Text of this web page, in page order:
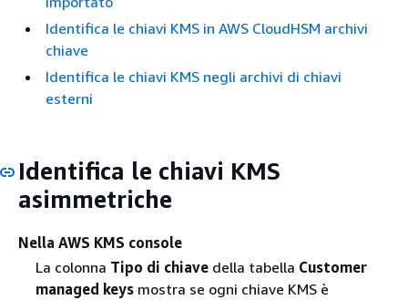
Identifica le chiavi KMS in AWS CloudHSM archivi
chiave
Identifica le chiavi KMS negli archivi di chiavi
esterni
Identifica le chiavi KMS
asimmetriche
Nella AWS KMS console
La colonna Tipo di chiavedella tabella Customer
managed keysmostra se ogni chiave KMS è